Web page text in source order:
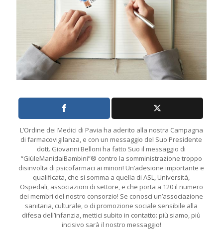
L’Ordine dei Medici di Pavia ha aderito alla nostra Campagna
di farmacovigilanza, e con un messaggio del Suo Presidente
dott. Giovanni Belloni ha fatto Suo il messaggio di
“GiùleManidaiBambini”® contro la somministrazione troppo
disinvolta di psicofarmaci ai minori! Un’adesione importante e
qualificata, che si somma a quella di ASL, Università,
Ospedali, associazioni di settore, e che porta a 120 il numero
dei membri del nostro consorzio! Se conosci un’associazione
sanitaria, culturale, o di promozione sociale sensibile alla
difesa dell’infanzia, mettici subito in contatto: più siamo, più
incisivo sarà il nostro messaggio!